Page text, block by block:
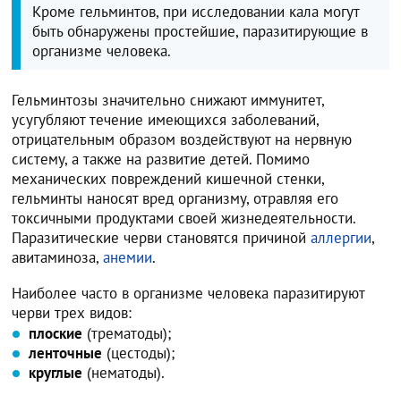
Кроме гельминтов, при исследовании кала могут
быть обнаружены простейшие, паразитирующие в
организме человека.
Гельминтозы значительно снижают иммунитет,
усугубляют течение имеющихся заболеваний,
отрицательным образом воздействуют на нервную
систему, а также на развитие детей. Помимо
механических повреждений кишечной стенки,
гельминты наносят вред организму, отравляя его
токсичными продуктами своей жизнедеятельности.
Паразитические черви становятся причинойаллергии,
авитаминоза,анемии.
Наиболее часто в организме человека паразитируют
черви трех видов:
плоские (трематоды);
ленточные (цестоды);
круглые (нематоды).